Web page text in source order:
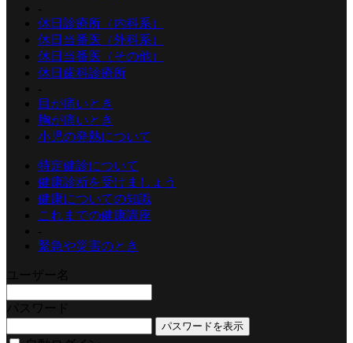
休日診療所（内科系）
休日当番医（外科系）
休日当番医（その他）
休日歯科診療所
目が痛いとき
胸が痛いとき
小児の発熱について
特定健診について
健康診断を受けましょう
健康についての知識
これまでの健康講座
緊急や災害のとき
パスワードを表示